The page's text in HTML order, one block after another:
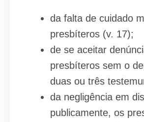
da falta de cuidado
presbíteros (v. 17);
de se aceitar
presbíteros sem o
duas ou três
da negligência em
publicamente, os